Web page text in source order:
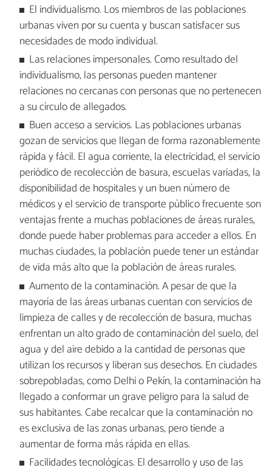
El individualismo. Los miembros de las poblaciones
urbanas viven por su cuenta y buscan satisfacer sus
necesidades de modo individual.
Las relaciones impersonales. Como resultado del
individualismo, las personas pueden mantener
relaciones no cercanas con personas que no pertenecen
a su círculo de allegados.
Buen acceso a servicios. Las poblaciones urbanas
gozan de servicios que llegan de forma razonablemente
rápida y fácil. El agua corriente, la electricidad, el servicio
periódico de recolección de basura, escuelas variadas, la
disponibilidad de hospitales y un buen número de
médicos y el servicio de transporte público frecuente son
ventajas frente a muchas poblaciones de áreas rurales,
donde puede haber problemas para acceder a ellos. En
muchas ciudades, la población puede tener un estándar
de vida más alto que la población de áreas rurales.
Aumento de la contaminación. A pesar de que la
mayoría de las áreas urbanas cuentan con servicios de
limpieza de calles y de recolección de basura, muchas
enfrentan un alto grado de contaminación del suelo, del
agua y del aire debido a la cantidad de personas que
utilizan los recursos y liberan sus desechos. En ciudades
sobrepobladas, como Delhi o Pekín, la contaminación ha
llegado a conformar un grave peligro para la salud de
sus habitantes. Cabe recalcar que la contaminación no
es exclusiva de las zonas urbanas, pero tiende a
aumentar de forma más rápida en ellas.
Facilidades tecnológicas. El desarrollo y uso de las